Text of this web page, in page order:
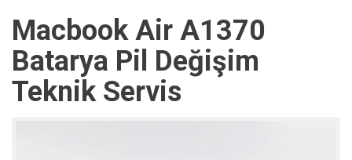
Macbook Air A1370
Batarya Pil Değişim
Teknik Servis